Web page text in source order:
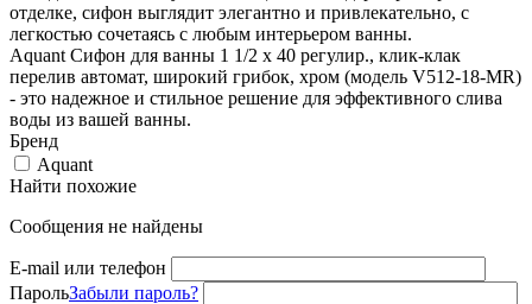
отделке, сифон выглядит элегантно и привлекательно, с
легкостью сочетаясь с любым интерьером ванны.
Aquant Сифон для ванны 1 1/2 х 40 регулир., клик-клак
перелив автомат, широкий грибок, хром (модель V512-18-MR)
- это надежное и стильное решение для эффективного слива
воды из вашей ванны.
Бренд
Aquant
Найти похожие
Сообщения не найдены
E-mail или телефон
ПарольЗабыли пароль?